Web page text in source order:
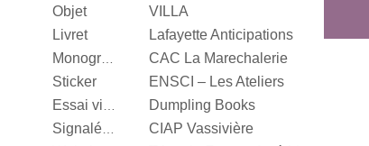
Objet
VILLA
Livret
Lafayette Anticipations
CAC La Marechalerie
Sticker
ENSCI – Les Ateliers
Essai visuel
Dumpling Books
Signalétique
CIAP Vassivière